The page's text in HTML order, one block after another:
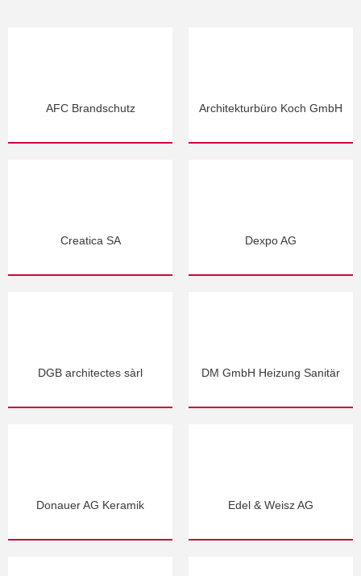
AFC Brandschutz Architekturbüro Koch GmbH
Creatica SA Dexpo AG
DGB architectes sàrl DM GmbH Heizung Sanitär
Donauer AG Keramik Edel & Weisz AG